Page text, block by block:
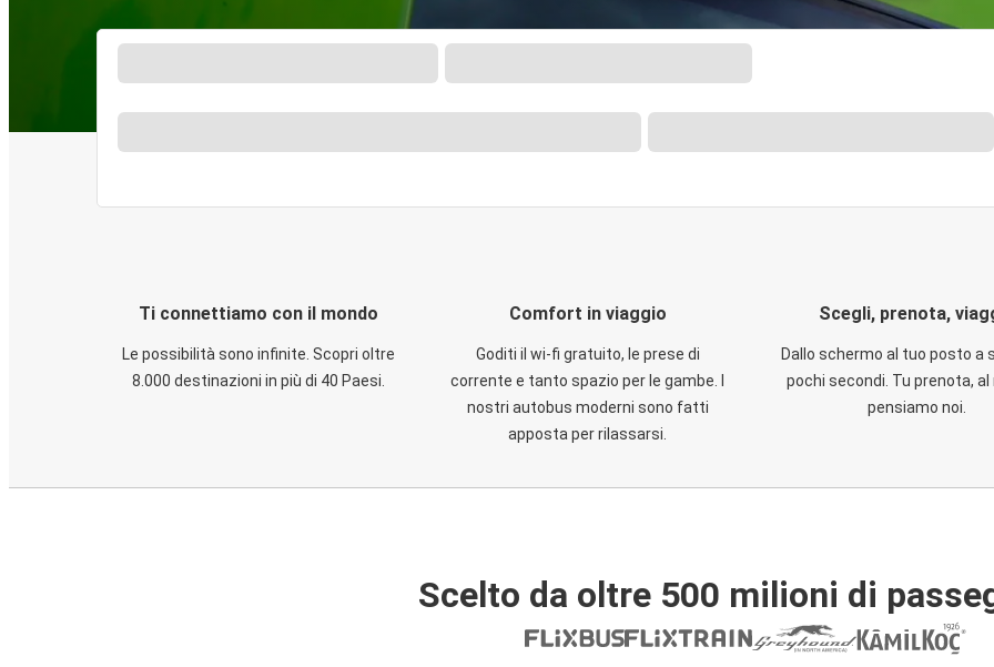
Ti connettiamo con il mondo
Le possibilità sono infinite. Scopri oltre
8.000 destinazioni in più di 40 Paesi.
Comfort in viaggio
Goditi il wi-fi gratuito, le prese di
corrente e tanto spazio per le gambe. I
nostri autobus moderni sono fatti
apposta per rilassarsi.
Scegli, prenota,
Dallo schermo al tuo posto a
pochi secondi. Tu prenota,
pensiamo noi.
Scelto da oltre 500 milioni di